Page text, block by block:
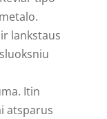
lankstaus
Itin
atsparus